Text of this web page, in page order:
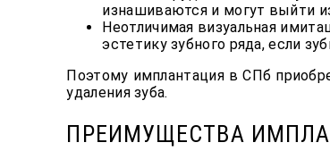
изнашиваются и могут выйти
Неотличимая визуальная
эстетику зубного ряда, если
Поэтому имплантация в СПб
удаления зуба.
ПРЕИМУЩЕСТВА